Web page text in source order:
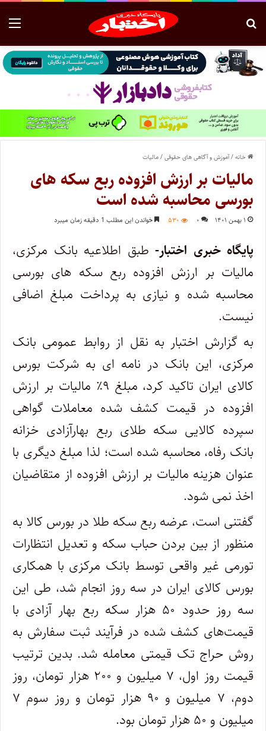
خانه/آموزش و آگاهی های حقوقی/مالیات
مالیات بر ارزش افزوده ربع سکه های
بورسی محاسبه شده است
۱ بهمن ۱۴۰۱ ۰ ۵۳۰ خواندن این مطلب 1 دقیقه زمان میبرد
پایگاه خبری اختبار- طبق اطلاعیه بانک مرکزی،
مالیات بر ارزش افزوده ربع سکه های بورسی
محاسبه شده و نیازی به پرداخت مبلغ اضافی
نیست.
به گزارش اختبار به نقل از روابط عمومی بانک
مرکزی، این بانک در نامه ای به شرکت بورس
کالای ایران تاکید کرد، مبلغ ۹٪ مالیات بر ارزش
افزوده در قیمت کشف شده معاملات گواهی
سپرده کالایی سکه طلای ربع بهارآزادی خزانه
بانک رفاه، محاسبه شده است؛ لذا مبلغ دیگری با
عنوان هزینه مالیات بر ارزش افزوده از متقاضیان
اخذ نمی شود.
گفتنی است، عرضه ربع سکه طلا در بورس کالا به
منظور از بین بردن حباب سکه و تعدیل انتظارات
تورمی غیر واقعی توسط بانک مرکزی با همکاری
بورس کالای ایران در سه روز انجام شد، طی این
سه روز حدود ۵۰ هزار سکه ربع بهار آزادی با
قیمت‌های کشف شده در فرآیند ثبت سفارش به
روش حراج تک قیمتی معامله شد. بدین ترتیب
قیمت روز اول، ۷ میلیون و ۲۰۰ هزار تومان، روز
دوم، ۷ میلیون و ۹۰ هزار تومان و روز سوم ۷
میلیون و ۵۰ هزار تومان بود.